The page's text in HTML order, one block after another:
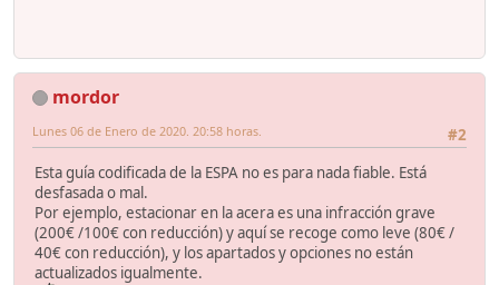
mordor
#2
Lunes 06 de Enero de 2020. 20:58 horas.
Esta guía codificada de la ESPA no es para nada fiable. Está
desfasada o mal.
Por ejemplo, estacionar en la acera es una infracción grave
(200€ /100€ con reducción) y aquí se recoge como leve (80€ /
40€ con reducción), y los apartados y opciones no están
actualizados igualmente.